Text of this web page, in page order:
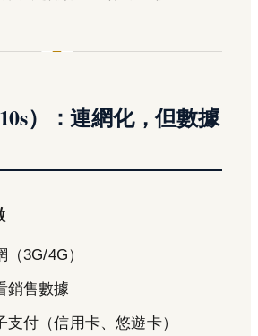
）：連網化，但數據
3G/4G）
銷售數據
支付（信用卡、悠遊卡）